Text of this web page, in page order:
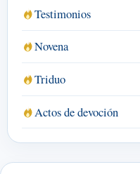
Testimonios
Novena
Triduo
Actos de devoción